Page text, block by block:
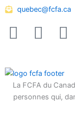
quebec@fcfa.ca
F
a
e
b
o
I
n
t
a
g
L
i
k
e
d
La FCFA du
personnes qui,